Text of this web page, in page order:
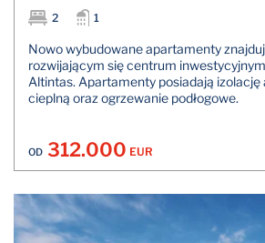
2
1
Nowo wybudowane apartamenty
rozwijającym się centrum
Altintas. Apartamenty posiadają izolację
cieplną oraz ogrzewanie podłogowe.
OD 312.000 EUR